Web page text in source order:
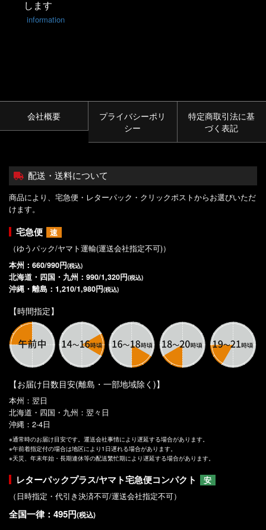
します
information
会社概要
プライバシーポリ
シー
特定商取引法に基
づく表記
配送・送料について
商品により、宅急便・レターパック・クリックポストからお選びいただ
けます。
宅急便
速
（ゆうパック/ヤマト運輸(運送会社指定不可)）
本州：660/990円(税込)
北海道・四国・九州：990/1,320円(税込)
沖縄・離島：1,210/1,980円(税込)
【時間指定】
【お届け日数目安(離島・一部地域除く)】
本州：翌日
北海道・四国・九州：翌々日
沖縄：2-4日
※通常時のお届け目安です。運送会社事情により遅延する場合があります。
※午前着指定付の場合は地区により1日遅れる場合があります。
※天災、年末年始・長期連休等の配送繁忙期により遅延する場合があります。
レターパックプラス/ヤマト宅急便コンパクト
安
（日時指定・代引き決済不可/運送会社指定不可）
全国一律：495円(税込)